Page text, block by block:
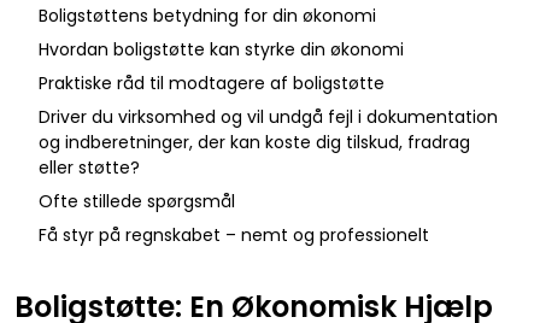
Boligstøttens betydning for din økonomi
Hvordan boligstøtte kan styrke din økonomi
Praktiske råd til modtagere af boligstøtte
Driver du virksomhed og vil undgå fejl i dokumentation
og indberetninger, der kan koste dig tilskud, fradrag
eller støtte?
Ofte stillede spørgsmål
Få styr på regnskabet – nemt og professionelt
Boligstøtte: En Økonomisk Hjælp